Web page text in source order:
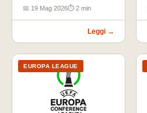
Friburgo e Aston Villa,…
📅 19 Mag 2026⏱ 2 min
Leggi →
EUROPA LEAGUE